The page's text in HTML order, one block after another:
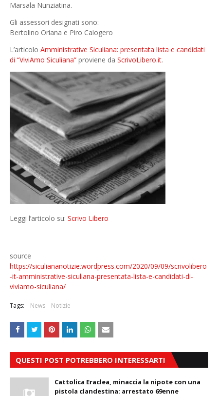
Marsala Nunziatina.
Gli assessori designati sono:
Bertolino Oriana e Piro Calogero
L’articolo Amministrative Siculiana: presentata lista e candidati
di “ViviAmo Siculiana” proviene da ScrivoLibero.it.
Leggi l’articolo su: Scrivo Libero
source
https://siculiananotizie.wordpress.com/2020/09/09/scrivolibero
-it-amministrative-siculiana-presentata-lista-e-candidati-di-
viviamo-siculiana/
Tags: News Notizie
QUESTI POST POTREBBERO INTERESSARTI
Cattolica Eraclea, minaccia la nipote con una
pistola clandestina: arrestato 69enne